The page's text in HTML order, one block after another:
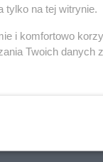
tylko na tej witrynie.
i komfortowo
Twoich danych